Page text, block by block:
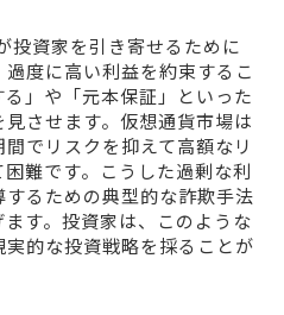
資家を引き寄せるために
度に高い利益を約束するこ
」や「元本保証」といった
させます。仮想通貨市場は
でリスクを抑えて高額なリ
難です。こうした過剰な利
るための典型的な詐欺手法
す。投資家は、このような
的な投資戦略を採ることが